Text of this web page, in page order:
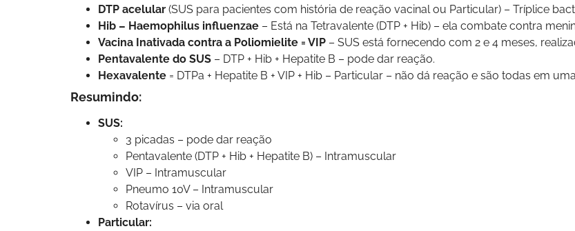
DTP acelular (SUS para pacientes com história de reação vacinal ou Particular) – Tríplice
Hib – Haemophilus influenzae – Está na Tetravalente (DTP + Hib) – ela combate contra
Vacina Inativada contra a Poliomielite = VIP – SUS está fornecendo com 2 e 4 meses,
Pentavalente do SUS – DTP + Hib + Hepatite B – pode dar reação.
Hexavalente = DTPa + Hepatite B + VIP + Hib – Particular – não dá reação e são todas em
Resumindo:
SUS:
3 picadas – pode dar reação
Pentavalente (DTP + Hib + Hepatite B) – Intramuscular
VIP – Intramuscular
Pneumo 10V – Intramuscular
Rotavírus – via oral
Particular: